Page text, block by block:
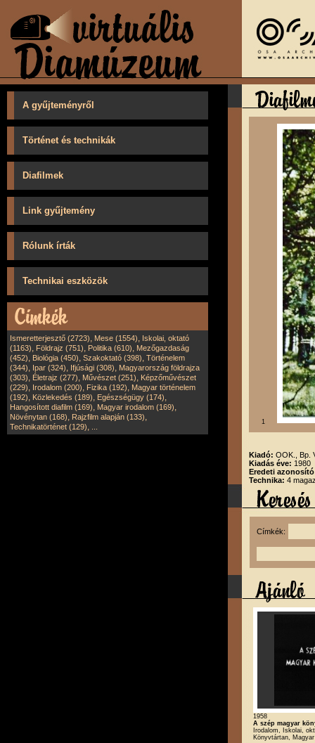
A gyűjteményről
Történet és technikák
Diafilmek
Link gyűjtemény
Rólunk írták
Technikai eszközök
Ismeretterjesztő (2723), Mese (1554), Iskolai, oktató
(1163), Földrajz (751), Politika (610), Mezőgazdaság
(452), Biológia (450), Szakoktató (398), Történelem
(344), Ipar (324), Ifjúsági (308), Magyarország földrajza
(303), Életrajz (277), Művészet (251), Képzőművészet
(229), Irodalom (200), Fizika (192), Magyar történelem
(192), Közlekedés (189), Egészségügy (174),
Hangosított diafilm (169), Magyar irodalom (169),
Növénytan (168), Rajzfilm alapján (133),
Technikatörténet (129), 1
Kiadó: OOK., Bp.
Kiadás éve: 1980
Eredeti
Technika: 4
Címkék:
1958
A szép magyar
Irodalom, Iskolai,
Könyvtártan,